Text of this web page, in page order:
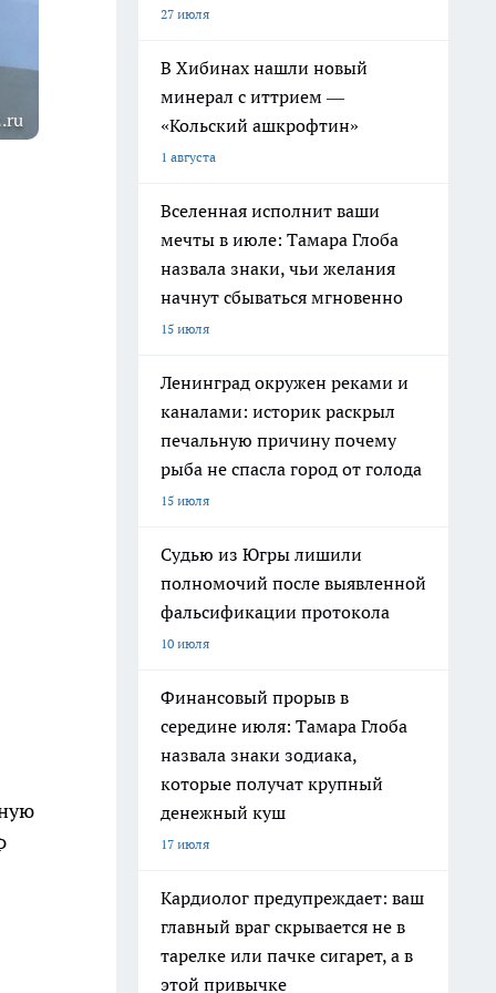
27 июля
В Хибинах нашли новый
минерал с иттрием —
«Кольский ашкрофтин»
1 августа
Вселенная исполнит ваши
мечты в июле: Тамара Глоба
назвала знаки, чьи желания
начнут сбываться мгновенно
15 июля
Ленинград окружен реками и
каналами: историк раскрыл
печальную причину почему
рыба не спасла город от голода
15 июля
Судью из Югры лишили
полномочий после выявленной
фальсификации протокола
10 июля
Финансовый прорыв в
середине июля: Тамара Глоба
назвала знаки зодиака,
которые получат крупный
денежный куш
17 июля
Кардиолог предупреждает: ваш
главный враг скрывается не в
тарелке или пачке сигарет, а в
этой привычке